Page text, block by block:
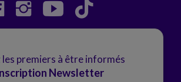
les premiers à être informés
Newsletter